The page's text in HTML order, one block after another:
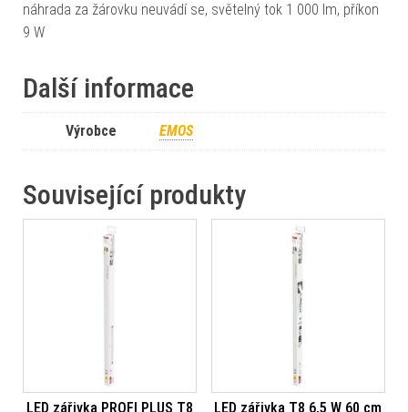
náhrada za žárovku neuvádí se, světelný tok 1 000 lm, příkon
9 W
Další informace
Výrobce EMOS
Související produkty
LED zářivka PROFI PLUS T8
LED zářivka T8 6,5 W 60 cm